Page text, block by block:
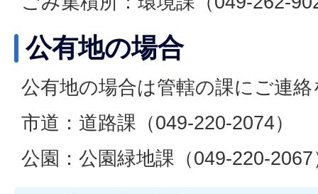
公有地の場合
公有地の場合は管轄の課にご連
市道：道路課（049-220-2074）
公園：公園緑地課（049-220-2067